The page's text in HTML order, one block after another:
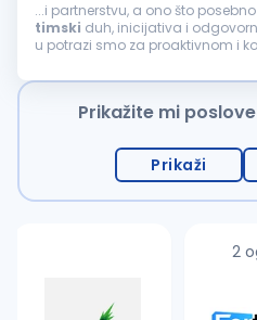
...i partnerstvu, a ono što
timski duh, inicijativa i
u potrazi smo za proaktivnom i
SUPERVIZORPRODAJE(M/Ž)
Prikažite mi
Prikaži
2